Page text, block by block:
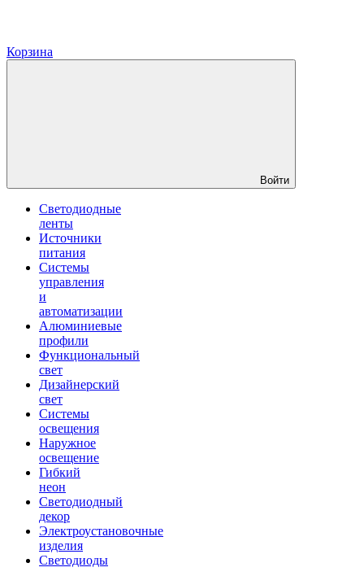
Корзина
Войти
Светодиодные
ленты
Источники
питания
Системы
управления
и
автоматизации
Алюминиевые
профили
Функциональный
свет
Дизайнерский
свет
Системы
освещения
Наружное
освещение
Гибкий
неон
Светодиодный
декор
Электроустановочные
изделия
Светодиоды